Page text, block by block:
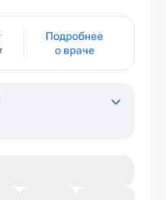
Подробнее
о враче